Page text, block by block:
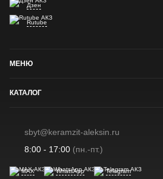
Дзен
Rutube
МЕНЮ
КАТАЛОГ
sbyt@keramzit-aleksin.ru
8:00 - 17:00(пн.-пт.)
MAX WhatsApp Telegram